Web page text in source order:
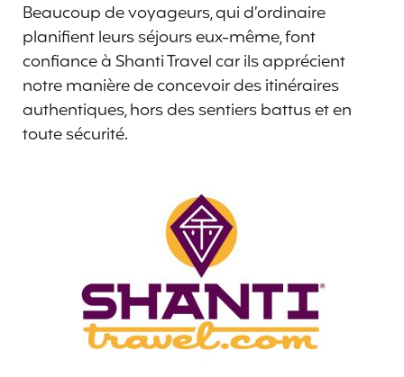
Beaucoup de voyageurs, qui d’ordinaire
planifient leurs séjours eux-même, font
confiance à Shanti Travel car ils apprécient
notre manière de concevoir des itinéraires
authentiques, hors des sentiers battus et en
toute sécurité.